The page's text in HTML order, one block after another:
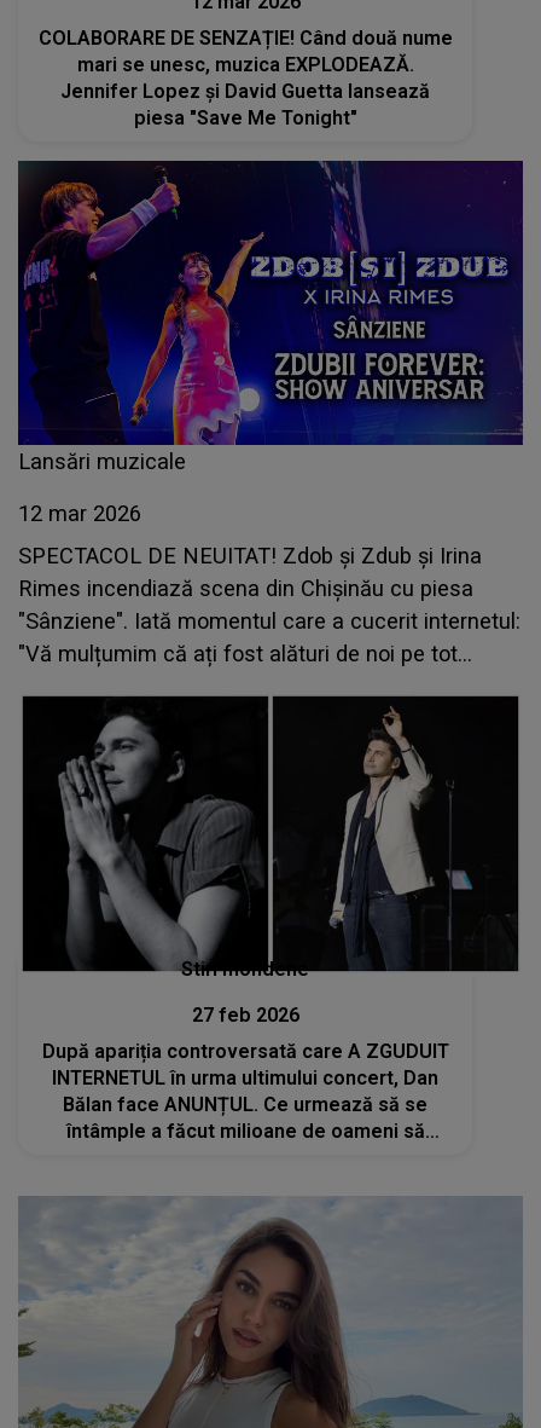
COLABORARE DE SENZAȚIE! Când două nume
mari se unesc, muzica EXPLODEAZĂ.
Jennifer Lopez și David Guetta lansează
piesa "Save Me Tonight"
Lansări muzicale
12 mar 2026
SPECTACOL DE NEUITAT! Zdob și Zdub și Irina
Rimes incendiază scena din Chișinău cu piesa
"Sânziene". Iată momentul care a cucerit internetul:
"Vă mulțumim că ați fost alături de noi pe tot
Stiri mondene
27 feb 2026
După apariția controversată care A ZGUDUIT
INTERNETUL în urma ultimului concert, Dan
Bălan face ANUNȚUL. Ce urmează să se
întâmple a făcut milioane de oameni să